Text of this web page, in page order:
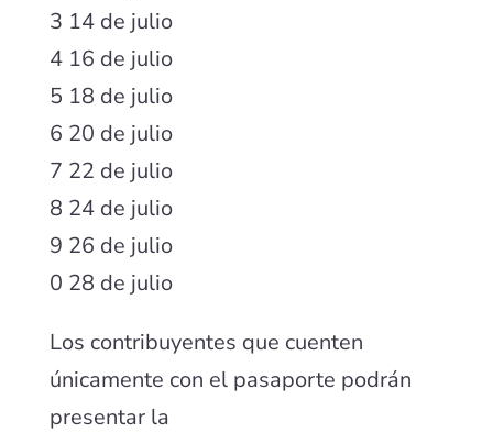
3 14 de julio
4 16 de julio
5 18 de julio
6 20 de julio
7 22 de julio
8 24 de julio
9 26 de julio
0 28 de julio
Los contribuyentes que cuenten
únicamente con el pasaporte podrán
presentar la